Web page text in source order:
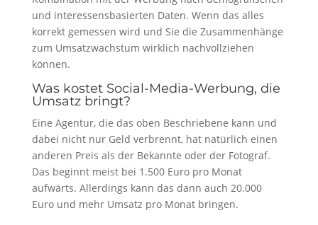
und interessensbasierten Daten. Wenn das alles
korrekt gemessen wird und Sie die Zusammenhänge
zum Umsatzwachstum wirklich nachvollziehen
können.
Was kostet Social-Media-Werbung, die
Umsatz bringt?
Eine Agentur, die das oben Beschriebene kann und
dabei nicht nur Geld verbrennt, hat natürlich einen
anderen Preis als der Bekannte oder der Fotograf.
Das beginnt meist bei 1.500 Euro pro Monat
aufwärts. Allerdings kann das dann auch 20.000
Euro und mehr Umsatz pro Monat bringen.